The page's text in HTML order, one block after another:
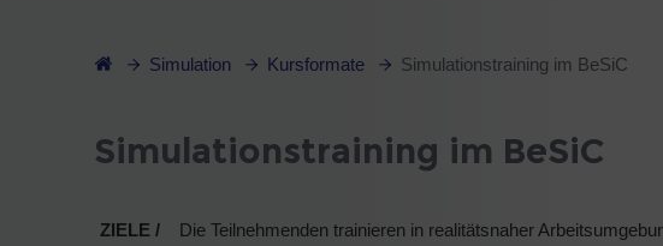
Simulation Kursformate Simulationstraining im BeSiC
Simulationstraining im BeSiC
ZIELE /
Die Teilnehmenden trainieren in realitätsnaher